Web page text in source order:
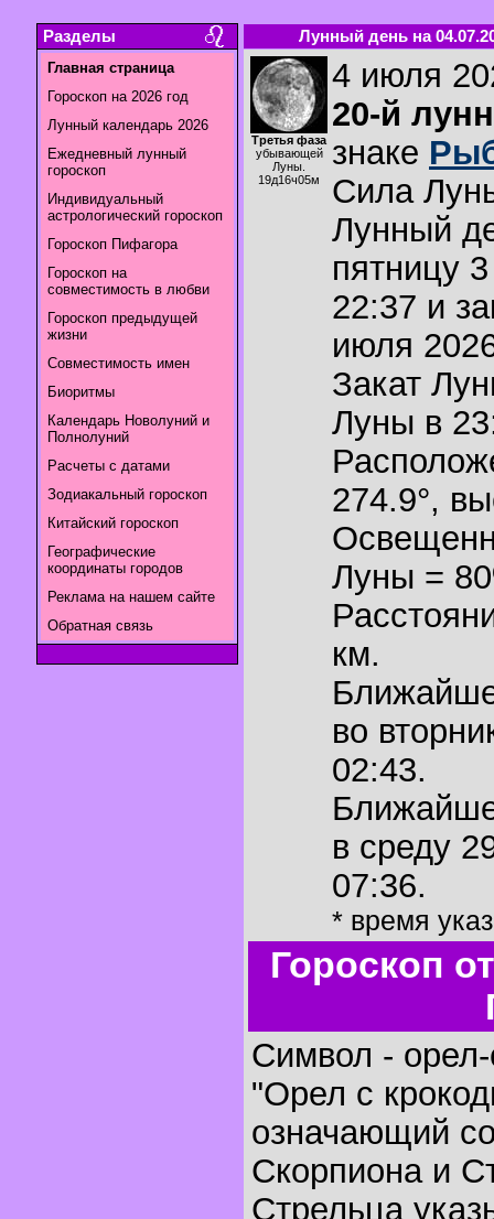
Разделы
Главная страница
Гороскоп на 2026 год
Лунный календарь 2026
Ежедневный лунный
гороскоп
Индивидуальный
астрологический гороскоп
Гороскоп Пифагора
Гороскоп на
совместимость в любви
Гороскоп предыдущей
жизни
Совместимость имен
Биоритмы
Календарь Новолуний и
Полнолуний
Расчеты с датами
Зодиакальный гороскоп
Китайский гороскоп
Географические
координаты городов
Реклама на нашем сайте
Обратная связь
Лунный день на
Третья фаза
убывающей
Луны.
19д16ч05м
4 июля
20-й
знаке
Сила
Лунный
пятницу
22:37 и
июля
Закат
Луны в
274.9°,
Луны =
км.
во
02:43.
в среду
07:36.
* время
Гороскоп
Символ - орел-
"Орел с
означающий
Скорпиона и
Стрельца